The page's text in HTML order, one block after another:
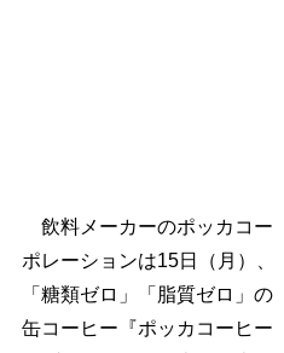
飲料メーカーのポッカコー
ポレーションは15日（月）、
「糖類ゼロ」「脂質ゼロ」の
缶コーヒー『ポッカコーヒー